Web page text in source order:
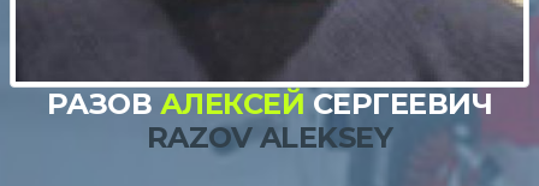
РАЗОВ АЛЕКСЕЙ СЕРГЕЕВИЧ
RAZOV ALEKSEY